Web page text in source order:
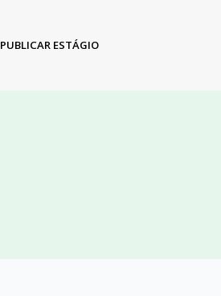
PUBLICAR ESTÁGIO